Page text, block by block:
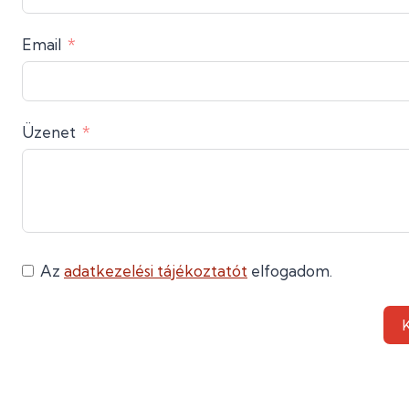
Email
Üzenet
Az adatkezelési tájékoztatót elfogadom.